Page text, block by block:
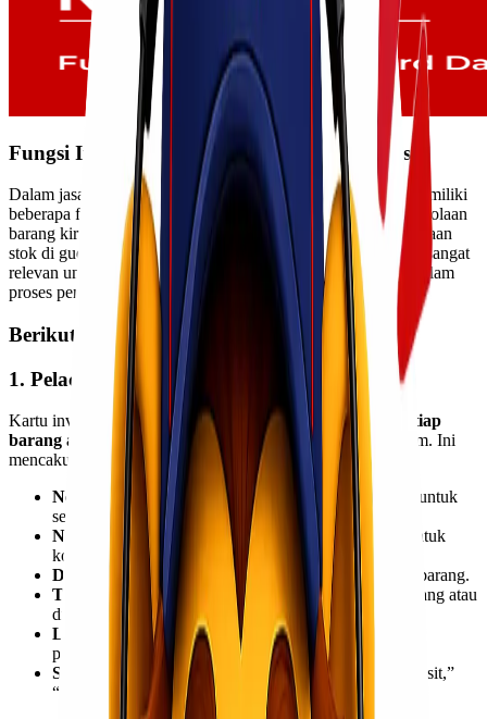
Fungsi Inventory Card Dalam Jasa Ekspedisi
Dalam jasa ekspedisi, kartu inventaris ( inventory card
memiliki
beberapa fungsi yang sangat penting membantu dalam pengelolaan
barang kiriman. Meskipun seringkali identik dengan pengelolaan
stok di gudang manufaktur atau bisnis ritel, konsep dasarnya sangat
relevan untuk melacak dan mengelola barang yang sedang dalam
proses pengiriman.
Berikut Fungsi Kartu Intenvetaris :
1. Pelacakan dan Visibilitas Barang
Kartu inventaris berfungsi sebagai
catatan detail untuk setiap
barang atau kelompok barang
yang diterima untuk dikirim. Ini
mencakup informasi seperti:
Nomor Resi/AWB (Airway Bill):
Nomor atau kode untuk
setiap pengiriman.
Nama Pengirim dan Penerima:
Informasi kontak untuk
konfirmasi pick up dan delivery
Deskripsi Barang:
Jenis, jumlah, berat, dan dimensi barang.
Tanggal Penerimaan:
Kapan barang diterima di gudang atau
dijemput di alamat pengirim.
Lokasi Saat Ini: Gudang, transit point, atau dalam
perjalanan.
Status Pengiriman: Misalnya, “Dalam Proses,” “Transit,”
“Terkirim,” “Tertunda,” dll.